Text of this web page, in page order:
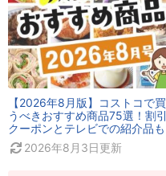
【2026年8月版】コストコで買
うべきおすすめ商品75選！割引
クーポンとテレビでの紹介品も
2026年8月3日更新